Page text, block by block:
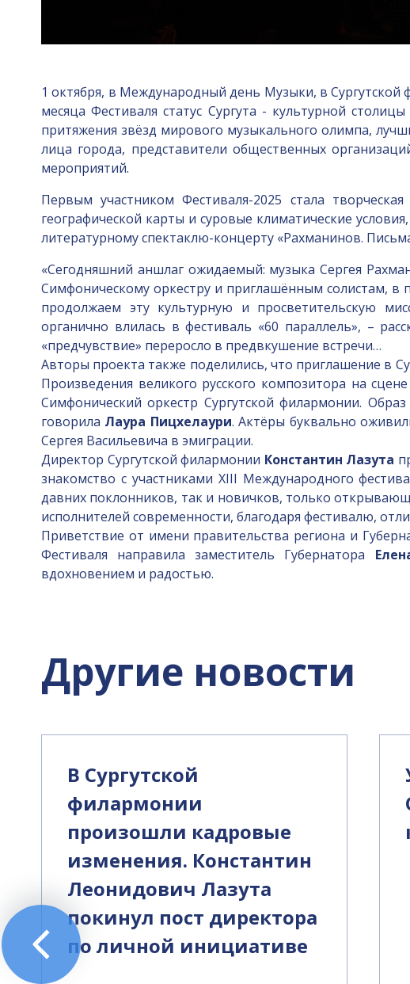
1 октября, в Международный день Музыки, в
месяца Фестиваля статус Сургута - культурной
притяжения звёзд мирового музыкального олимпа,
лица города, представители общественных
мероприятий.
Первым участником Фестиваля-2025 стала
географической карты и суровые климатические
литературному спектаклю-концерту «Рахманинов.
«Сегодняшний аншлаг ожидаемый: музыка Сергея
Симфоническому оркестру и приглашённым солистам,
продолжаем эту культурную и просветительскую
органично влилась в фестиваль «60 параллель», –
«предчувствие» переросло в предвкушение встречи…
Авторы проекта также поделились, что приглашение в
Произведения великого русского композитора на
Симфонический оркестр Сургутской филармонии.
говорила Лаура Пицхелаури. Актёры буквально
Сергея Васильевича в эмиграции.
Директор Сургутской филармонии Константин Лазута
знакомство с участниками XIII Международного
давних поклонников, так и новичков, только
исполнителей современности, благодаря фестивалю,
Приветствие от имени правительства региона и
Фестиваля направила заместитель Губернатора
вдохновением и радостью.
Другие новости
В Сургутской
филармонии
произошли кадровые
изменения. Константин
Леонидович Лазута
покинул пост директора
по личной инициативе